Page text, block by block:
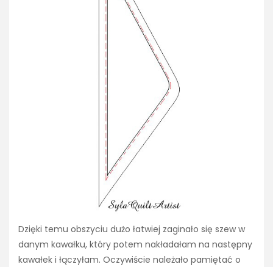
Dzięki temu obszyciu dużo łatwiej zaginało się szew w
danym kawałku, który potem nakładałam na następny
kawałek i łączyłam. Oczywiście należało pamiętać o